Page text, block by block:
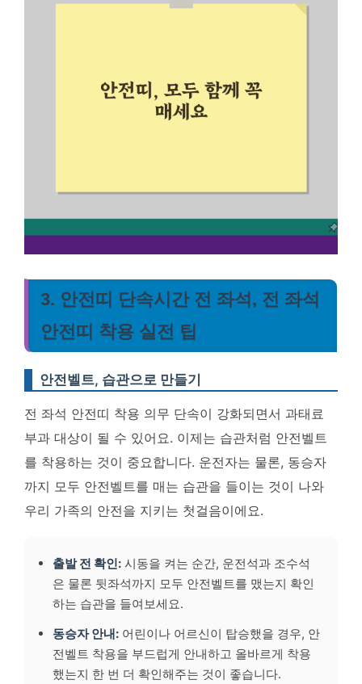
3. 안전띠 단속시간 전 좌석, 전 좌석
안전띠 착용 실전 팁
안전벨트, 습관으로 만들기
전 좌석 안전띠 착용 의무 단속이 강화되면서 과태료
부과 대상이 될 수 있어요. 이제는 습관처럼 안전벨트
를 착용하는 것이 중요합니다. 운전자는 물론, 동승자
까지 모두 안전벨트를 매는 습관을 들이는 것이 나와
우리 가족의 안전을 지키는 첫걸음이에요.
출발 전 확인: 시동을 켜는 순간, 운전석과 조수석
은 물론 뒷좌석까지 모두 안전벨트를 맸는지 확인
하는 습관을 들여보세요.
동승자 안내: 어린이나 어르신이 탑승했을 경우, 안
전벨트 착용을 부드럽게 안내하고 올바르게 착용
했는지 한 번 더 확인해주는 것이 좋습니다.